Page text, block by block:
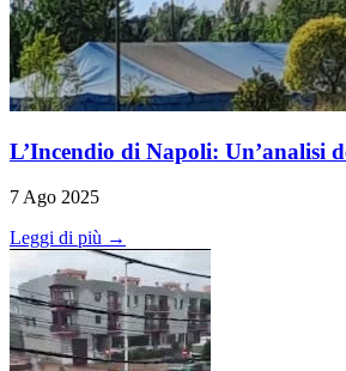
L’Incendio di Napoli: Un’analisi
7 Ago 2025
Leggi di più →